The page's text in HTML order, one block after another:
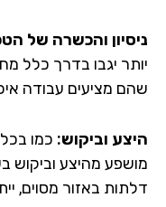
והכשרה של
יגבו בדרך כלל מחיר
מציעים עבודה איכותית
וביקוש:כמו בכל
מהיצע וביקוש בשוק.
באזור מסוים, ייתכן